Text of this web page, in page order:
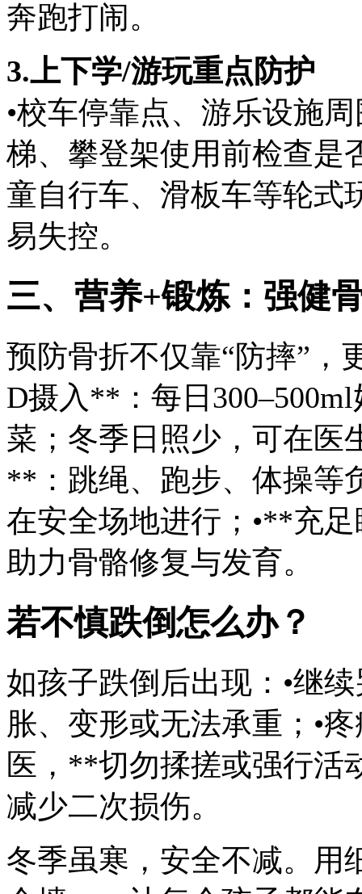
奔跑打闹。
3.上下学/游玩重点防护
•校车停靠点、游乐设施
梯、攀登架使用前检查是
童自行车、滑板车等轮式
易失控。
三、营养+锻炼：强健
预防骨折不仅靠“防摔”，
D摄入**：每日
菜；冬季日照少，可在医
**：跳绳、跑步、体操等
在安全场地进行；•**充
助力骨骼修复与发育。
若不慎跌倒怎么办？
如孩子跌倒后出现：•继
胀、变形或无法承重；•
医，**切勿揉搓或强行活
减少二次损伤。
冬季虽寒，安全不减。用